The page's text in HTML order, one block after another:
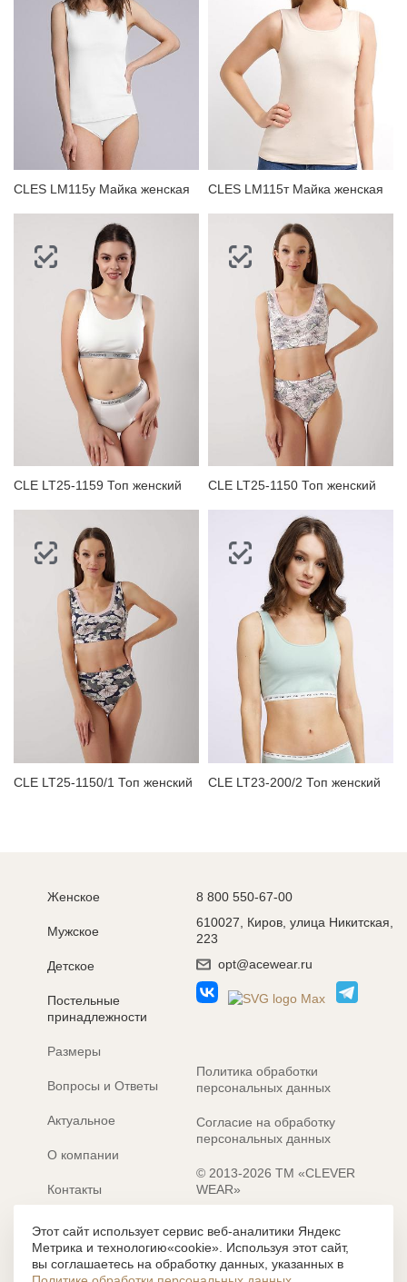
CLES LM115у Майка женская CLES LM115т Майка женская
CLE LT25-1159 Топ женский CLE LT25-1150 Топ женский
CLE LT25-1150/1 Топ женский CLE LT23-200/2 Топ женский
Женское
Мужское
Детское
Постельные
принадлежности
Размеры
Вопросы и Ответы
Актуальное
О компании
Контакты
Электронные каталоги
8 800 550-67-00
610027, Киров, улица Никитская,
223
opt@acewear.ru
Политика обработки
персональных данных
Согласие на обработку
персональных данных
© 2013-2026 ТМ «CLEVER
WEAR»
Разработка сайта: MACHAON
Все содержание, представленное или отраженное на сайте
https://clever-style.ru, включая, но не ограничиваясь, текстом,
Этот сайт использует сервис веб-аналитики Яндекс
Метрика и технологию«cookie». Используя этот сайт,
вы соглашаетесь на обработку данных, указанных в